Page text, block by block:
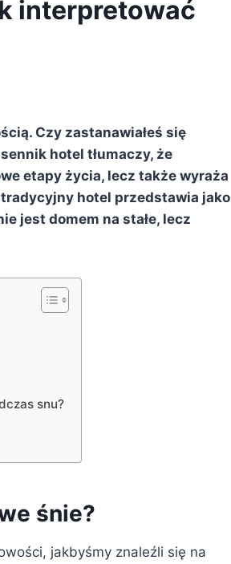
interpretować
Czy zastanawiałeś się
hotel tłumaczy, że
etapy życia, lecz także wyraża
hotel przedstawia jako
jest domem na stałe, lecz
snu?
śnie?
jakbyśmy znaleźli się na